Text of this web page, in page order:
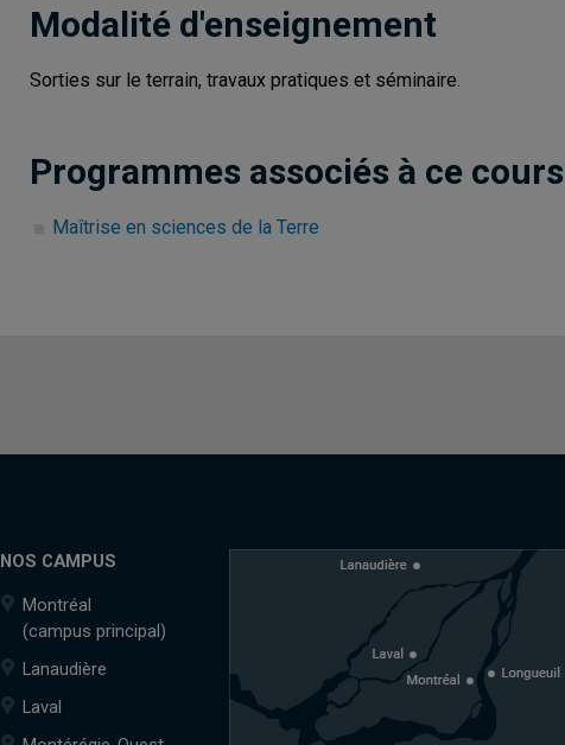
Modalité d'enseignement
Sorties sur le terrain, travaux pratiques et séminaire.
Programmes associés à ce cours
Maîtrise en sciences de la Terre
NOS CAMPUS
Montréal
(campus principal)
Lanaudière
Laval